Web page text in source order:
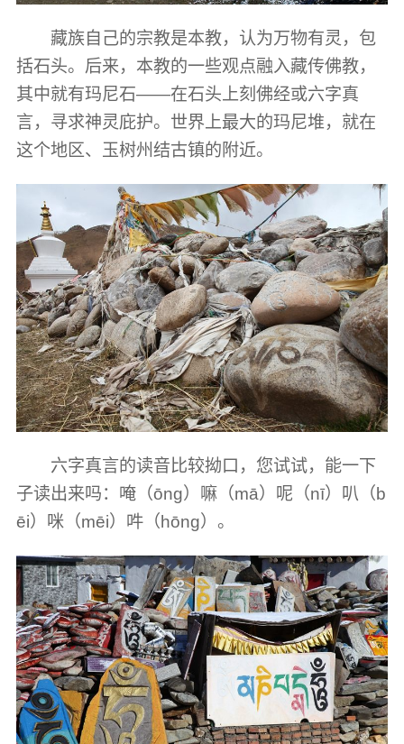
藏族自己的宗教是本教，认为万物有灵，包
括石头。后来，本教的一些观点融入藏传佛教，
其中就有玛尼石——在石头上刻佛经或六字真
言，寻求神灵庇护。世界上最大的玛尼堆，就在
这个地区、玉树州结古镇的附近。
六字真言的读音比较拗口，您试试，能一下
子读出来吗：唵（ōng）嘛（mā）呢（nī）叭（b
ēi）咪（mēi）吽（hōng）。